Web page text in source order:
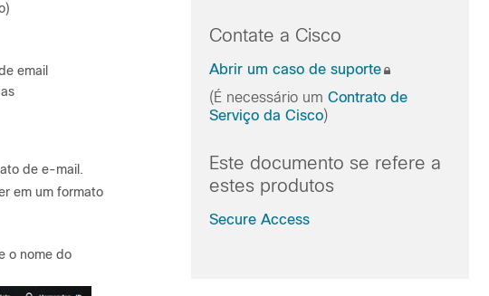
email
de e-mail.
em um formato
o nome do
Contate a Cisco
Abrir um caso de suporte
(É necessário um Contrato de
Serviço da Cisco)
Este documento se refere a
estes produtos
Secure Access